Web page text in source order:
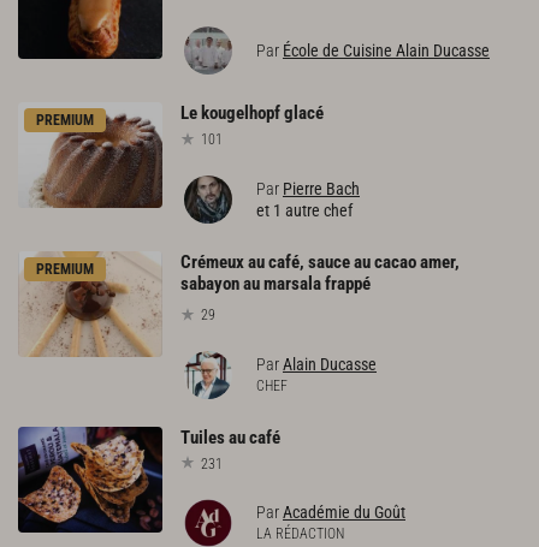
Par École de Cuisine Alain Ducasse
PREMIUM Le kougelhopfglacé
101
Par Pierre Bach
et 1 autre chef
PREMIUM
Crémeux au café, sauce au cacao amer,
sabayon au marsala frappé
29
ParAlain Ducasse
CHEF
Tuilesaucafé
231
ParAcadémie du Goût
LA RÉDACTION